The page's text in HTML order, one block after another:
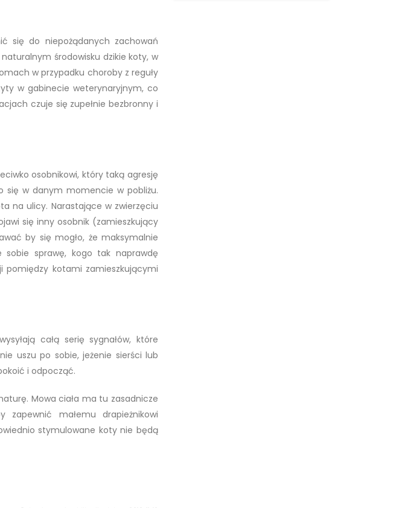
się do niepożądanych zachowań
środowisku dzikie koty, w
w przypadku choroby z reguły
w gabinecie weterynaryjnym, co
czuje się zupełnie bezbronny i
osobnikowi, który taką agresję
się w danym momencie w pobliżu.
na ulicy. Narastające w zwierzęciu
się inny osobnik (zamieszkujący
by się mogło, że maksymalnie
sobie sprawę, kogo tak naprawdę
pomiędzy kotami zamieszkującymi
całą serię sygnałów, które
uszu po sobie, jeżenie sierści lub
i odpocząć.
Mowa ciała ma tu zasadnicze
małemu drapieżnikowi
stymulowane koty nie będą